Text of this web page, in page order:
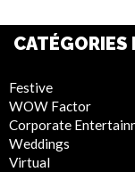
CATÉGORIES
Festive
WOW Factor
Corporate
Weddings
Virtual